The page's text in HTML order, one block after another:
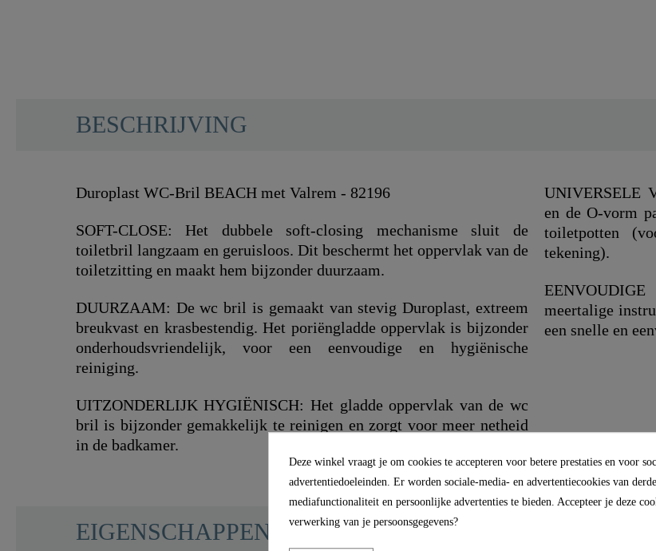
BESCHRIJVING
Duroplast WC-Bril BEACH met Valrem - 82196
SOFT-CLOSE: Het dubbele soft-closing mechanisme sluit de
toiletbril langzaam en geruisloos. Dit beschermt het oppervlak van de
toiletzitting en maakt hem bijzonder duurzaam.
DUURZAAM: De wc bril is gemaakt van stevig Duroplast, extreem
breukvast en krasbestendig. Het poriëngladde oppervlak is bijzonder
onderhoudsvriendelijk, voor een eenvoudige en hygiënische
reiniging.
UITZONDERLIJK HYGIËNISCH: Het gladde oppervlak van de wc
bril is bijzonder gemakkelijk te reinigen en zorgt voor meer netheid
in de badkamer.
UNIVERSELE
en de O-vorm
toiletpotten
tekening).
meertalige
een snelle en
EIGENSCHAPPEN
Deze winkel vraagt je om cookies te accepteren voor betere prestaties en voor
advertentiedoeleinden. Er worden sociale-media- en advertentiecookies van
mediafunctionaliteit en persoonlijke advertenties te bieden. Accepteer je deze
verwerking van je persoonsgegevens?